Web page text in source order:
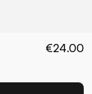
€24.00